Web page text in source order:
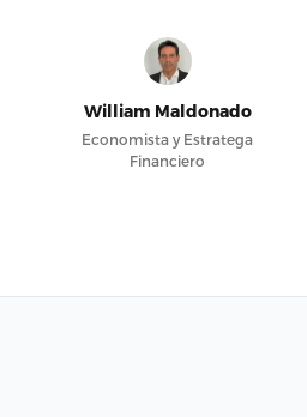
William Maldonado
Economista y Estratega
Financiero